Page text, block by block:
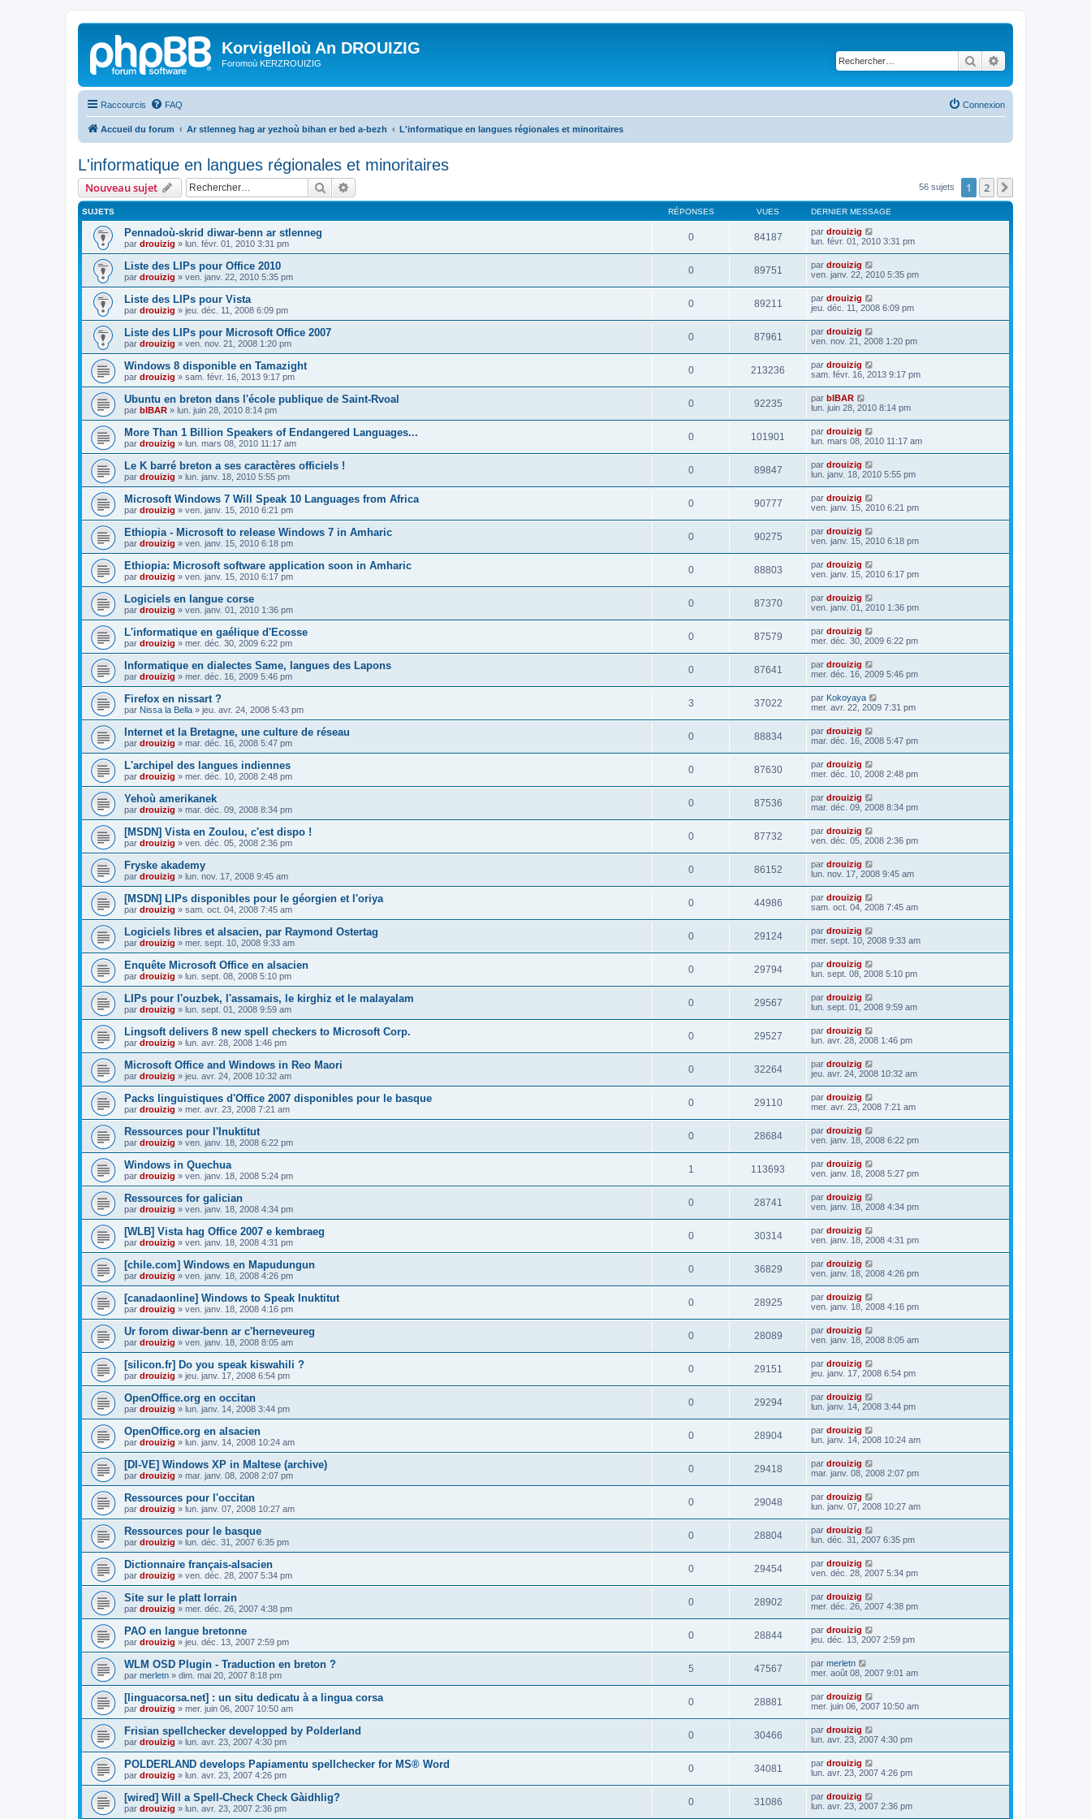
Korvigelloù An DROUIZIG
Foromoù KERZROUIZIG Rechercher
Raccourcis FAQ Connexion
Accueil du forum Ar stlenneg hag ar yezhoù bihan er bed a-bezh L'informatique en langues régionales et minoritaires
L'informatique en langues régionales et minoritaires
Nouveau sujet Rechercher 56 sujets 1 2
SUJETS RÉPONSES VUES DERNIER MESSAGE
Pennadoù-skrid diwar-benn ar stlenneg
par drouizig » lun. févr. 01, 2010 3:31 pm
0 84187 par drouizig
lun. févr. 01, 2010 3:31 pm
Liste des LIPs pour Office 2010
par drouizig » ven. janv. 22, 2010 5:35 pm
0 89751 par drouizig
ven. janv. 22, 2010 5:35 pm
Liste des LIPs pour Vista
par drouizig » jeu. déc. 11, 2008 6:09 pm
0 89211 par drouizig
jeu. déc. 11, 2008 6:09 pm
Liste des LIPs pour Microsoft Office 2007
par drouizig » ven. nov. 21, 2008 1:20 pm
0 87961 par drouizig
ven. nov. 21, 2008 1:20 pm
Windows 8 disponible en Tamazight
par drouizig » sam. févr. 16, 2013 9:17 pm
0 213236 par drouizig
sam. févr. 16, 2013 9:17 pm
Ubuntu en breton dans l'école publique de Saint-Rvoal
par bIBAR » lun. juin 28, 2010 8:14 pm
0 92235 par bIBAR
lun. juin 28, 2010 8:14 pm
More Than 1 Billion Speakers of Endangered Languages...
par drouizig » lun. mars 08, 2010 11:17 am
0 101901 par drouizig
lun. mars 08, 2010 11:17 am
Le K barré breton a ses caractères officiels !
par drouizig » lun. janv. 18, 2010 5:55 pm
0 89847 par drouizig
lun. janv. 18, 2010 5:55 pm
Microsoft Windows 7 Will Speak 10 Languages from Africa
par drouizig » ven. janv. 15, 2010 6:21 pm
0 90777 par drouizig
ven. janv. 15, 2010 6:21 pm
Ethiopia - Microsoft to release Windows 7 in Amharic
par drouizig » ven. janv. 15, 2010 6:18 pm
0 90275 par drouizig
ven. janv. 15, 2010 6:18 pm
Ethiopia: Microsoft software application soon in Amharic
par drouizig » ven. janv. 15, 2010 6:17 pm
0 88803 par drouizig
ven. janv. 15, 2010 6:17 pm
Logiciels en langue corse
par drouizig » ven. janv. 01, 2010 1:36 pm
0 87370 par drouizig
ven. janv. 01, 2010 1:36 pm
L'informatique en gaélique d'Ecosse
par drouizig » mer. déc. 30, 2009 6:22 pm
0 87579 par drouizig
mer. déc. 30, 2009 6:22 pm
Informatique en dialectes Same, langues des Lapons
par drouizig » mer. déc. 16, 2009 5:46 pm
0 87641 par drouizig
mer. déc. 16, 2009 5:46 pm
Firefox en nissart ?
par Nissa la Bella » jeu. avr. 24, 2008 5:43 pm
3 37022 par Kokoyaya
mer. avr. 22, 2009 7:31 pm
Internet et la Bretagne, une culture de réseau
par drouizig » mar. déc. 16, 2008 5:47 pm
0 88834 par drouizig
mar. déc. 16, 2008 5:47 pm
L'archipel des langues indiennes
par drouizig » mer. déc. 10, 2008 2:48 pm
0 87630 par drouizig
mer. déc. 10, 2008 2:48 pm
Yehoù amerikanek
par drouizig » mar. déc. 09, 2008 8:34 pm
0 87536 par drouizig
mar. déc. 09, 2008 8:34 pm
[MSDN] Vista en Zoulou, c'est dispo !
par drouizig » ven. déc. 05, 2008 2:36 pm
0 87732 par drouizig
ven. déc. 05, 2008 2:36 pm
Fryske akademy
par drouizig » lun. nov. 17, 2008 9:45 am
0 86152 par drouizig
lun. nov. 17, 2008 9:45 am
[MSDN] LIPs disponibles pour le géorgien et l'oriya
par drouizig » sam. oct. 04, 2008 7:45 am
0 44986 par drouizig
sam. oct. 04, 2008 7:45 am
Logiciels libres et alsacien, par Raymond Ostertag
par drouizig » mer. sept. 10, 2008 9:33 am
0 29124 par drouizig
mer. sept. 10, 2008 9:33 am
Enquête Microsoft Office en alsacien
par drouizig » lun. sept. 08, 2008 5:10 pm
0 29794 par drouizig
lun. sept. 08, 2008 5:10 pm
LIPs pour l'ouzbek, l'assamais, le kirghiz et le malayalam
par drouizig » lun. sept. 01, 2008 9:59 am
0 29567 par drouizig
lun. sept. 01, 2008 9:59 am
Lingsoft delivers 8 new spell checkers to Microsoft Corp.
par drouizig » lun. avr. 28, 2008 1:46 pm
0 29527 par drouizig
lun. avr. 28, 2008 1:46 pm
Microsoft Office and Windows in Reo Maori
par drouizig » jeu. avr. 24, 2008 10:32 am
0 32264 par drouizig
jeu. avr. 24, 2008 10:32 am
Packs linguistiques d'Office 2007 disponibles pour le basque
par drouizig » mer. avr. 23, 2008 7:21 am
0 29110 par drouizig
mer. avr. 23, 2008 7:21 am
Ressources pour l'Inuktitut
par drouizig » ven. janv. 18, 2008 6:22 pm
0 28684 par drouizig
ven. janv. 18, 2008 6:22 pm
Windows in Quechua
par drouizig » ven. janv. 18, 2008 5:24 pm
1 113693 par drouizig
ven. janv. 18, 2008 5:27 pm
Ressources for galician
par drouizig » ven. janv. 18, 2008 4:34 pm
0 28741 par drouizig
ven. janv. 18, 2008 4:34 pm
[WLB] Vista hag Office 2007 e kembraeg
par drouizig » ven. janv. 18, 2008 4:31 pm
0 30314 par drouizig
ven. janv. 18, 2008 4:31 pm
[chile.com] Windows en Mapudungun
par drouizig » ven. janv. 18, 2008 4:26 pm
0 36829 par drouizig
ven. janv. 18, 2008 4:26 pm
[canadaonline] Windows to Speak Inuktitut
par drouizig » ven. janv. 18, 2008 4:16 pm
0 28925 par drouizig
ven. janv. 18, 2008 4:16 pm
Ur forom diwar-benn ar c'herneveureg
par drouizig » ven. janv. 18, 2008 8:05 am
0 28089 par drouizig
ven. janv. 18, 2008 8:05 am
[silicon.fr] Do you speak kiswahili ?
par drouizig » jeu. janv. 17, 2008 6:54 pm
0 29151 par drouizig
jeu. janv. 17, 2008 6:54 pm
OpenOffice.org en occitan
par drouizig » lun. janv. 14, 2008 3:44 pm
0 29294 par drouizig
lun. janv. 14, 2008 3:44 pm
OpenOffice.org en alsacien
par drouizig » lun. janv. 14, 2008 10:24 am
0 28904 par drouizig
lun. janv. 14, 2008 10:24 am
[DI-VE] Windows XP in Maltese (archive)
par drouizig » mar. janv. 08, 2008 2:07 pm
0 29418 par drouizig
mar. janv. 08, 2008 2:07 pm
Ressources pour l'occitan
par drouizig » lun. janv. 07, 2008 10:27 am
0 29048 par drouizig
lun. janv. 07, 2008 10:27 am
Ressources pour le basque
par drouizig » lun. déc. 31, 2007 6:35 pm
0 28804 par drouizig
lun. déc. 31, 2007 6:35 pm
Dictionnaire français-alsacien
par drouizig » ven. déc. 28, 2007 5:34 pm
0 29454 par drouizig
ven. déc. 28, 2007 5:34 pm
Site sur le platt lorrain
par drouizig » mer. déc. 26, 2007 4:38 pm
0 28902 par drouizig
mer. déc. 26, 2007 4:38 pm
PAO en langue bretonne
par drouizig » jeu. déc. 13, 2007 2:59 pm
0 28844 par drouizig
jeu. déc. 13, 2007 2:59 pm
WLM OSD Plugin - Traduction en breton ?
par merletn » dim. mai 20, 2007 8:18 pm
5 47567 par merletn
mer. août 08, 2007 9:01 am
[linguacorsa.net] : un situ dedicatu à a lingua corsa
par drouizig » mer. juin 06, 2007 10:50 am
0 28881 par drouizig
mer. juin 06, 2007 10:50 am
Frisian spellchecker developped by Polderland
par drouizig » lun. avr. 23, 2007 4:30 pm
0 30466 par drouizig
lun. avr. 23, 2007 4:30 pm
POLDERLAND develops Papiamentu spellchecker for MS® Word
par drouizig » lun. avr. 23, 2007 4:26 pm
0 34081 par drouizig
lun. avr. 23, 2007 4:26 pm
[wired] Will a Spell-Check Check Gàidhlig?
par drouizig » lun. avr. 23, 2007 2:36 pm
0 31086 par drouizig
lun. avr. 23, 2007 2:36 pm